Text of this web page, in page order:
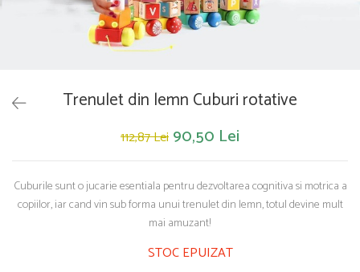
Papusi si accesorii
Trenulete si masinute
Unelte si bancuri de lucru
Trenulet din lemn Cuburi rotative
112,87 Lei 90,50 Lei
Cuburile sunt o jucarie esentiala pentru dezvoltarea cognitiva si motrica a
copiilor, iar cand vin sub forma unui trenulet din lemn, totul devine mult
mai amuzant!
STOC EPUIZAT